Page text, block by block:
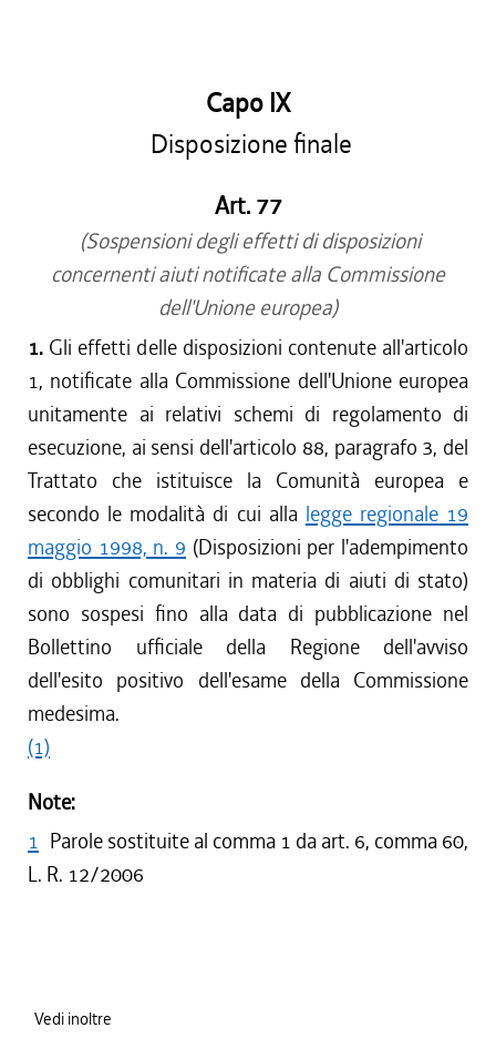
Capo IX
Disposizione finale
Art. 77
(Sospensioni degli effetti di disposizioni
concernenti aiuti notificate alla Commissione
dell'Unione europea)
1. Gli effetti delle disposizioni contenute all'articolo
1, notificate alla Commissione dell'Unione europea
unitamente ai relativi schemi di regolamento di
esecuzione, ai sensi dell'articolo 88, paragrafo 3, del
Trattato che istituisce la Comunità europea e
secondo le modalità di cui alla legge regionale 19
maggio 1998, n. 9 (Disposizioni per l'adempimento
di obblighi comunitari in materia di aiuti di stato)
sono sospesi fino alla data di pubblicazione nel
Bollettino ufficiale della Regione dell'avviso
dell'esito positivo dell'esame della Commissione
medesima.
(1)
Note:
1 Parole sostituite al comma 1 da art. 6, comma 60,
L. R. 12/2006
Vedi inoltre